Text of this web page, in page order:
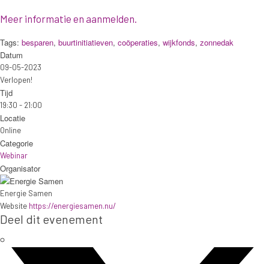
Meer informatie en aanmelden.
Tags: besparen, buurtinitiatieven, coöperaties, wijkfonds, zonnedak
Datum
09-05-2023
Verlopen!
Tijd
19:30 - 21:00
Locatie
Online
Categorie
Webinar
Organisator
Energie Samen
Website https://energiesamen.nu/
Deel dit evenement